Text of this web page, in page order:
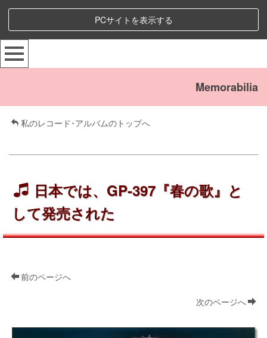
PCサイトを表示する
Memorabilia
私のレコード･アルバムのトップへ
日本では、GP-397『春の歌』と
して発売された
前のページへ
次のページへ